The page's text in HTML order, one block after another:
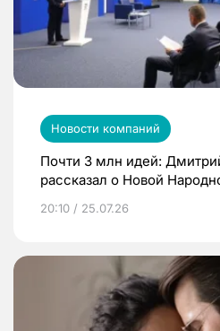
Новости компаний
Почти 3 млн идей:
рассказал о Новой
20:10 / 25.07.26